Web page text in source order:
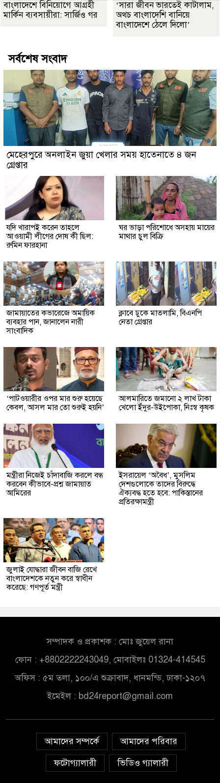
বাংলাদেশে বিনিয়োগে আগ্রহী
মার্কিন ব্যবসায়ীরা: সার্জিও গর
‘সারা জীবন ভারতেই কাটালাম,
অথচ বাংলাদেশি বানিয়ে
বাংলাদেশে ঠেলে দিলো’
সর্বশেষ সংবাদ
মেহেরপুরে অনলাইন জুয়া খেলার সময় হাতেনাতে ৪ জন
গ্রেপ্তার
যদি খারাপই করেন তাহলে
আওয়ামী লীগের দোষ কী ছিল:
রুমিন ফারহানা
ঘর ভাড়া পরিশোধে অসহায় মায়ের
মাথার চুল বিক্রি
জামায়াতের কভারেজে অমায়িক
ব্যবহার পান, জানালেন নারী
সাংবাদিক
ক্লাবে ঢুকে মাতলামি, বিএনপি
নেতা গ্রেপ্তার
‘পাটওয়ারীর ওপর মার শুরু হয়েছে
কেবল, আসল মার তো শুরুই হয়নি’
আলমারিতে জমানো ২ লাখ টাকা
খেলো ইঁদুর-উইপোকা, নিঃস্ব কৃষক
মন্ত্রীরা নিজেই চাঁদাবাজি করলে বন্ধ
করবেন কীভাবে-প্রশ্ন জামায়াত
আমিরের
ইসরায়েল ‘অবৈধ’, মুসলিম
দেশগুলোকে তাদের বিরুদ্ধে
ঐক্যবদ্ধ হতে হবে: পাকিস্তানের
প্রতিরক্ষামন্ত্রী
জুলাই যোদ্ধারা জীবন বাজি রেখে
বাংলাদেশকে নতুন করে স্বাধীন
করেছে: গণপূর্ত মন্ত্রী
সম্পাদক ও প্রকাশক : মোঃ জুয়েল রানা
ফোন : +8802222243049, মোবাইলঃ 01324-414545
অফিস : ৫ম তলা, ১০০/এ শুক্রাবাদ, ধানমন্ডি, ঢাকা-১২০৭
ইমেইল : bd24report@gmail.com
আমাদের সম্পর্কে
আমাদের পরিবার
ফটোগ্যালারী
ভিডিও গ্যালারী